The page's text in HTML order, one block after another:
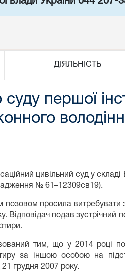
ДІЯЛЬНІСТЬ
першої
цивільний суд у
№ 61–12309св19).
позовом просила витребувати
Відповідач подав зустрічний
тим, що у 2014 році
за іншою особою на
21 грудня 2007 року.